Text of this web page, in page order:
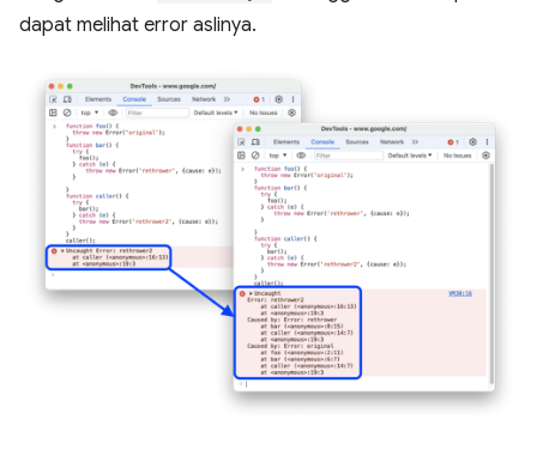
dapat melihat error aslinya.